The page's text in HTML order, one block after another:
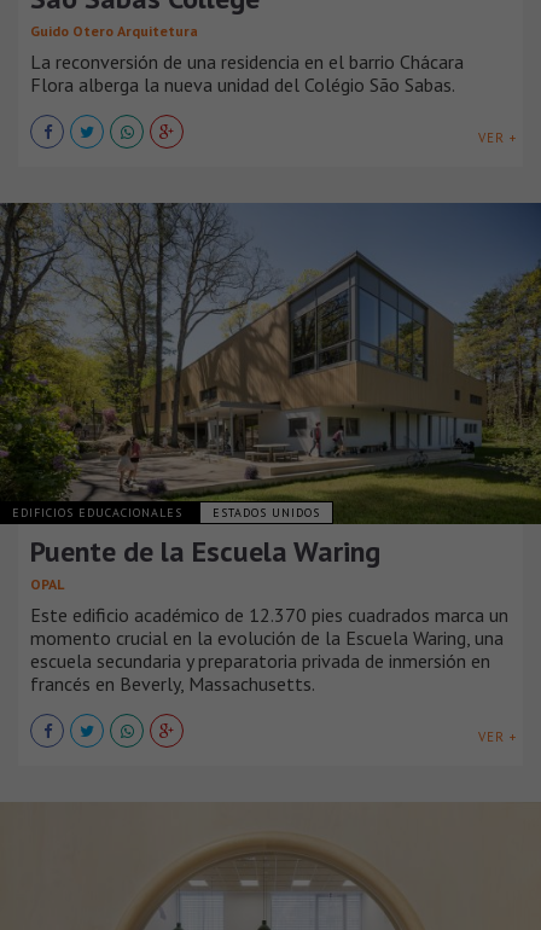
Guido Otero Arquitetura
La reconversión de una residencia en el barrio Chácara
Flora alberga la nueva unidad del Colégio São Sabas.
VER +
EDIFICIOS EDUCACIONALES ESTADOS UNIDOS
Puente de la Escuela Waring
OPAL
Este edificio académico de 12.370 pies cuadrados marca un
momento crucial en la evolución de la Escuela Waring, una
escuela secundaria y preparatoria privada de inmersión en
francés en Beverly, Massachusetts.
VER +